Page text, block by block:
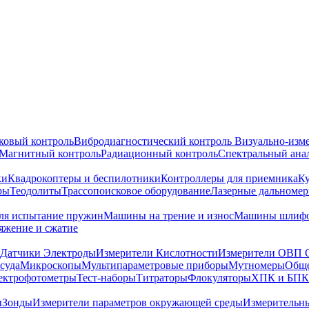
контрольВибродиагностический контроль Визуально-
контрольРадиационный контрольСпектральный
Квадрокоптеры и беспилотникиКонтроллеры для приемника
ТеодолитыТрассопоисковое оборудованиеЛазерные
испытание пружинМашины на трение и износМашины
и сжатие
Датчики ЭлектродыИзмерители КислотностиИзмерители ОВП
МикроскопыМультипараметровые приборыМутномеры
Тест-наборыТитраторыФлокуляторыХПК и БПК
ЗондыИзмерители параметров окружающей среды